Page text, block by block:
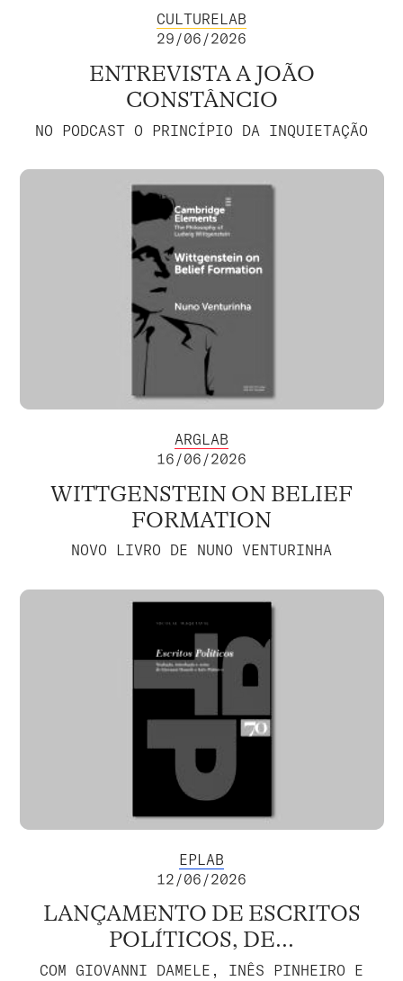
CULTURELAB
29/06/2026
ENTREVISTA A JOÃO
CONSTÂNCIO
NO PODCAST O PRINCÍPIO DA INQUIETAÇÃO
ARGLAB
16/06/2026
WITTGENSTEIN ON BELIEF
FORMATION
NOVO LIVRO DE NUNO VENTURINHA
EPLAB
12/06/2026
LANÇAMENTO DE ESCRITOS
POLÍTICOS, DE...
COM GIOVANNI DAMELE, INÊS PINHEIRO E